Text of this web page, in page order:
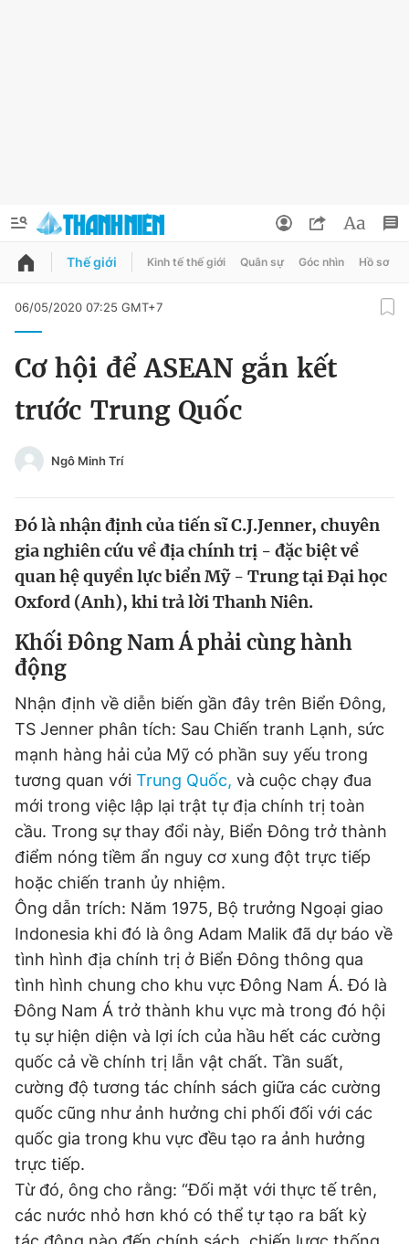
QUẢNG CÁO
Chuyên mục
Chào ngày mới
Tin thị trường Tin 360
Video Magazine
Sản phẩm khác
Thông tin tòa soạn Liên hệ quảng cáo
Đọc Thanh Niên trên điện thoại
Theo dõi báo trên
Hotline
0906 645 777
Liên hệ quảng cáo
0908 780 404
Đặt báo Quảng cáo RSS Tòa soạn Chính sách bảo
Tổng biên tập: Nguyễn Ngọc Toàn
Phó tổng biên tập thường trực: Hải Thành
Phó tổng biên tập: Lâm Hiếu Dũng
Phó tổng biên tập: Trần Việt Hưng
Tổng thư ký tòa soạn: Đức Trung
Đổi mật khẩu
Tin đã lưu
Thế giới Kinh tế thế giới Quân sự Góc nhìn Hồ sơ
06/05/2020 07:25 GMT+7
Cơ hội để ASEAN gắn kết
trước Trung Quốc
Ngô Minh Trí
Đó là nhận định của tiến sĩ C.J.Jenner, chuyên
gia nghiên cứu về địa chính trị - đặc biệt về
quan hệ quyền lực biển Mỹ - Trung tại Đại học
Oxford (Anh), khi trả lời Thanh Niên.
Khối Đông Nam Á phải cùng hành
động
Nhận định về diễn biến gần đây trên Biển Đông,
TS Jenner phân tích: Sau Chiến tranh Lạnh, sức
mạnh hàng hải của Mỹ có phần suy yếu trong
tương quan với Trung Quốc, và cuộc chạy đua
mới trong việc lập lại trật tự địa chính trị toàn
cầu. Trong sự thay đổi này, Biển Đông trở thành
điểm nóng tiềm ẩn nguy cơ xung đột trực tiếp
hoặc chiến tranh ủy nhiệm.
Ông dẫn trích: Năm 1975, Bộ trưởng Ngoại giao
Indonesia khi đó là ông Adam Malik đã dự báo về
tình hình địa chính trị ở Biển Đông thông qua
tình hình chung cho khu vực Đông Nam Á. Đó là
Đông Nam Á trở thành khu vực mà trong đó hội
tụ sự hiện diện và lợi ích của hầu hết các cường
quốc cả về chính trị lẫn vật chất. Tần suất,
cường độ tương tác chính sách giữa các cường
quốc cũng như ảnh hưởng chi phối đối với các
quốc gia trong khu vực đều tạo ra ảnh hưởng
trực tiếp.
Từ đó, ông cho rằng: “Đối mặt với thực tế trên,
các nước nhỏ hơn khó có thể tự tạo ra bất kỳ